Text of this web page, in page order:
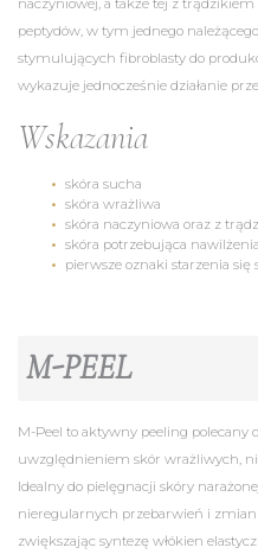
naczyniowej, a także tej z
peptydów, w tym jednego
stymulujących fibroblasty do
wykazuje jednocześnie działanie
Wskazania​
skóra sucha
skóra wrażliwa
skóra naczyniowa oraz z
skóra potrzebująca nawilżenia
pierwsze oznaki starzenia się
M-PEEL
M-Peel to aktywny peeling polecany
uwzględnieniem skór wrażliwych,
Idealny do pielęgnacji skóry
nieregularnych przebarwień i
zwiększając syntezę włókien